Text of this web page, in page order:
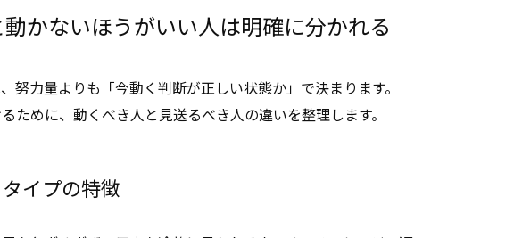
かないほうがいい人は明確に分かれる
努力量よりも「今動く判断が正しい状態か」で決まります。
ために、動くべき人と見送るべき人の違いを整理します。
イプの特徴